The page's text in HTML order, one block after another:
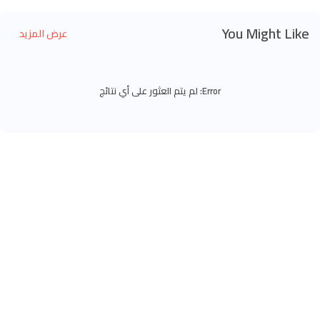
You Might Like عرض المزيد
Error: لم يتم العثور على أي نتائج